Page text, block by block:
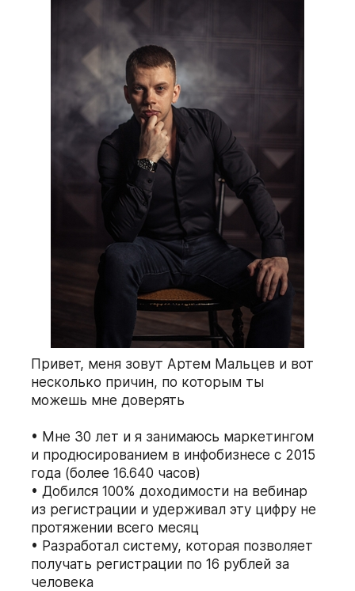
платформе
Привет, меня зовут Артем Мальцев и вот
несколько причин, по которым ты
можешь мне доверять
Мне 30 лет и я занимаюсь маркетингом
и продюсированием в инфобизнесе с 2015
года (более 16.640 часов)
Добился 100% доходимости на вебинар
из регистрации и удерживал эту цифру не
протяжении всего месяц
Разработал систему, которая позволяет
получать регистрации по 16 рублей за
человека